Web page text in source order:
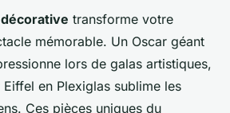
transforme votre
mémorable. Un Oscar géant
lors de galas artistiques,
en Plexiglas sublime les
Ces pièces uniques du